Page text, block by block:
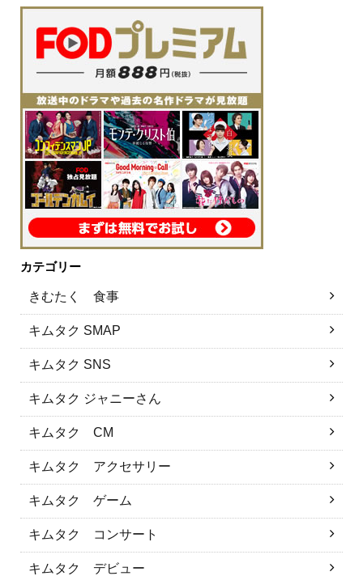
カテゴリー
きむたく 食事
キムタク SMAP
キムタク SNS
キムタク ジャニーさん
キムタク CM
キムタク アクセサリー
キムタク ゲーム
キムタク コンサート
キムタク デビュー